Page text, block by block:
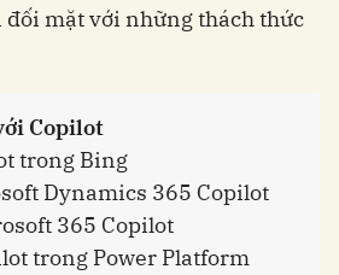
mặt với những thách thức
Copilot
trong Bing
Dynamics 365 Copilot
365 Copilot
trong Power Platform